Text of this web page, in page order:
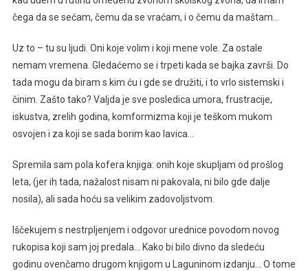
čega da se sećam, čemu da se vraćam, i o čemu da maštam…
Uz to – tu su ljudi. Oni koje volim i koji mene vole. Za ostale
nemam vremena. Gledaćemo se i trpeti kada se bajka završi. Do
tada mogu da biram s kim ću i gde se družiti, i to vrlo sistemski i
činim. Zašto tako? Valjda je sve posledica umora, frustracije,
iskustva, zrelih godina, komformizma koji je teškom mukom
osvojen i za koji se sada borim kao lavica…
Spremila sam pola kofera knjiga: onih koje skupljam od prošlog
leta, (jer ih tada, nažalost nisam ni pakovala, ni bilo gde dalje
nosila), ali sada hoću sa velikim zadovoljstvom.
Iščekujem s nestrpljenjem i odgovor urednice povodom novog
rukopisa koji sam joj predala… Kako bi bilo divno da sledeću
godinu ovenčamo drugom knjigom u Laguninom izdanju… O tome